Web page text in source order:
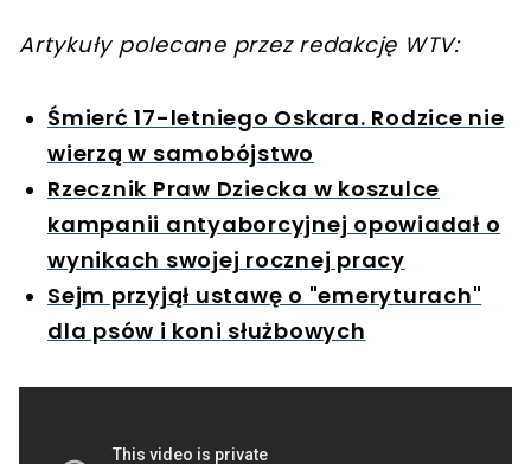
Artykuły polecane przez redakcję WTV:
Śmierć 17-letniego Oskara. Rodzice nie
wierzą w samobójstwo
Rzecznik Praw Dziecka w koszulce
kampanii antyaborcyjnej opowiadał o
wynikach swojej rocznej pracy
Sejm przyjął ustawę o "emeryturach"
dla psów i koni służbowych